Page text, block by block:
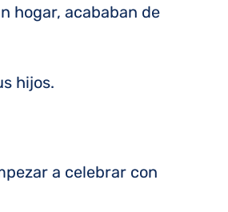
hogar, acababan de
hijos.
a celebrar con